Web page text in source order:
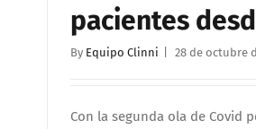
pacientes
By Equipo Clinni 28 de octubre
Con la segunda ola de Covid